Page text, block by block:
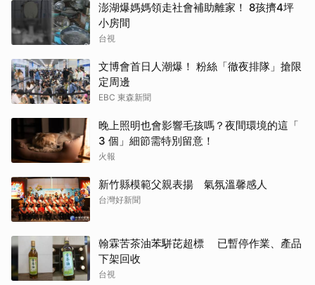
澎湖爆媽媽領走社會補助離家！ 8孩擠4坪
小房間
台視
文博會首日人潮爆！ 粉絲「徹夜排隊」搶限
定周邊
EBC 東森新聞
晚上照明也會影響毛孩嗎？夜間環境的這「
3 個」細節需特別留意！
火報
新竹縣模範父親表揚 氣氛溫馨感人
台灣好新聞
翰霖苦茶油苯駢芘超標 已暫停作業、產品
下架回收
台視